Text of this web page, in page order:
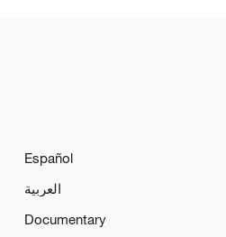
Español
العربية
Documentary